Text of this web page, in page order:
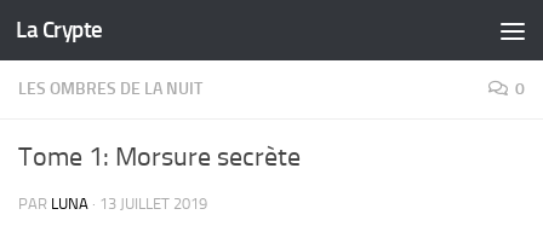
Skip to content
La Crypte
LES OMBRES DE LA NUIT 0
Tome 1: Morsure secrète
PAR LUNA · 13 JUILLET 2019